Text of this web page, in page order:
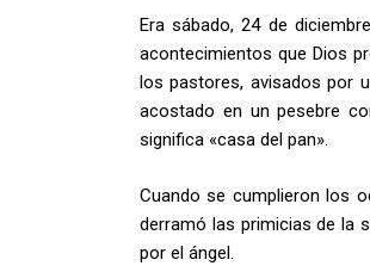
Era sábado, 24 de
acontecimientos que Dios
los pastores, avisados por
acostado en un pesebre
significa «casa del pan».
Cuando se cumplieron los
derramó las primicias de la
por el ángel.